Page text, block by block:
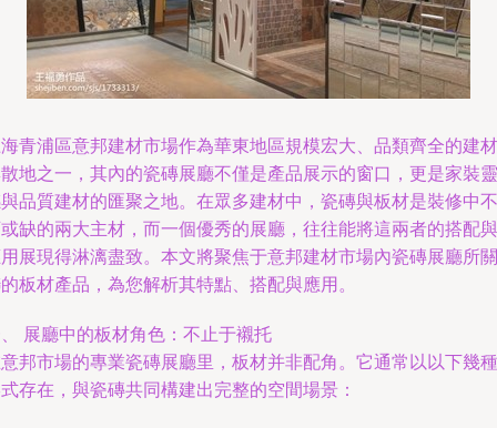
青浦區意邦建材市場作為華東地區規模宏大、品類齊全的建材
地之一，其內的瓷磚展廳不僅是產品展示的窗口，更是家裝靈
品質建材的匯聚之地。在眾多建材中，瓷磚與板材是裝修中不
缺的兩大主材，而一個優秀的展廳，往往能將這兩者的搭配與
展現得淋漓盡致。本文將聚焦于意邦建材市場內瓷磚展廳所關
板材產品，為您解析其特點、搭配與應用。
展廳中的板材角色：不止于襯托
邦市場的專業瓷磚展廳里，板材并非配角。它通常以以下幾種
存在，與瓷磚共同構建出完整的空間場景：